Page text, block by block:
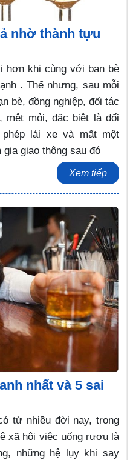
nhờ thành tựu
hơn khi cùng với bạn bè
. Thế nhưng, sau mỗi
bè, đồng nghiệp, đối tác
mệt mỏi, đặc biệt là đối
lái xe và mất một
giao thông sau đó
Xem tiếp
nhất và 5 sai
từ nhiều đời nay, trong
xã hội việc uống rượu là
những hệ lụy khi say